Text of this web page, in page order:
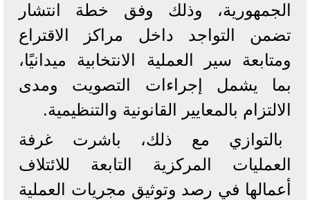
الجمهورية، وذلك وفق خطة انتشار
تضمن التواجد داخل مراكز الاقتراع
ومتابعة سير العملية الانتخابية ميدانيًا،
بما يشمل إجراءات التصويت ومدى
الالتزام بالمعايير القانونية والتنظيمية.
بالتوازي مع ذلك، باشرت غرفة
العمليات المركزية التابعة للائتلاف
أعمالها في رصد وتوثيق مجريات العملية